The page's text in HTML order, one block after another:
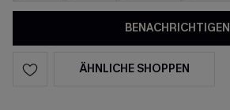
BENACHRICHTIGEN
ÄHNLICHE SHOPPEN